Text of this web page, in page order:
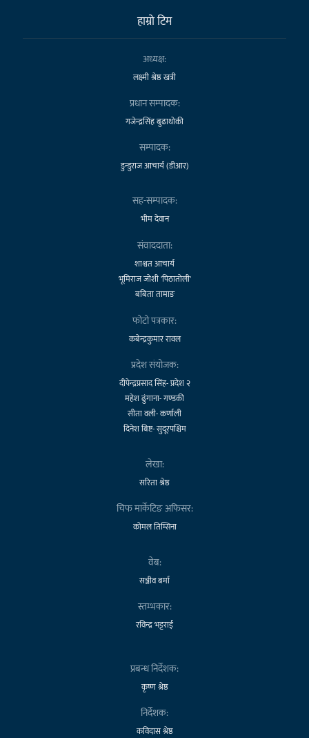
हाम्राे टिम
अध्यक्ष:
लक्ष्मी श्रेष्ठ खत्री
प्रधान सम्पादक:
गजेन्द्रसिंह बुढाथोकी
सम्पादक:
डुन्डुराज आचार्य (डीआर)
सह-सम्पादक:
भीम देवान
संवाददाता:
शाश्वत आचार्य
भूमिराज जोशी 'पिठातोली'
बबिता तामाङ
फोटो पत्रकार:
कबेन्द्रकुमार रावल
प्रदेश संयोजक:
दीपेन्द्रप्रसाद सिंह- प्रदेश २
महेश ढुंगाना- गण्डकी
सीता वली- कर्णाली
दिनेश बिष्ट- सुदूरपश्चिम
लेखा:
सरिता श्रेष्ठ
चिफ मार्केटिङ अफिसर:
कोमल तिम्सिना
वेब:
सञ्जीव बर्मा
स्तम्भकार:
रविन्द्र भट्टराई
प्रबन्ध निर्देशक:
कृष्ण श्रेष्ठ
निर्देशक:
कविदास श्रेष्ठ